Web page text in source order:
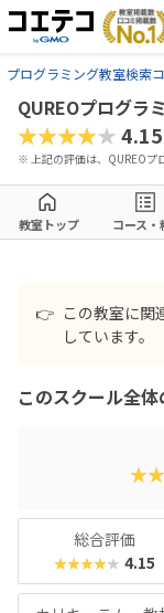
プログラミング教室検索
QUREOプログラ
★★★★★4.15
※ 上記の評価は、QUREOプ
教室トップ コース・
👉 この教室に関
しています。
このスクール全
総合評価
★★★★★ 4.15